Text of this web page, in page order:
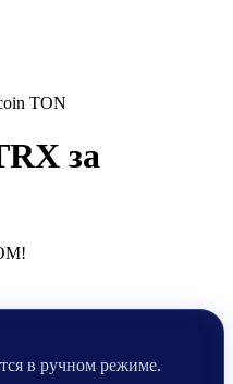
TON
за
в ручном режиме.